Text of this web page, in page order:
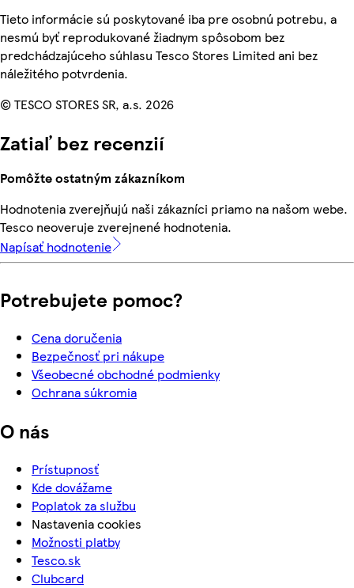
Tieto informácie sú poskytované iba pre osobnú potrebu, a
nesmú byť reprodukované žiadnym spôsobom bez
predchádzajúceho súhlasu Tesco Stores Limited ani bez
náležitého potvrdenia.
© TESCO STORES SR, a.s. 2026
Zatiaľ bez recenzií
Pomôžte ostatným zákazníkom
Hodnotenia zverejňujú naši zákazníci priamo na našom webe.
Tesco neoveruje zverejnené hodnotenia.
Napísať hodnotenie
Potrebujete pomoc?
Cena doručenia
Bezpečnosť pri nákupe
Všeobecné obchodné podmienky
Ochrana súkromia
O nás
Prístupnosť
Kde dovážame
Poplatok za službu
Nastavenia cookies
Možnosti platby
Tesco.sk
Clubcard